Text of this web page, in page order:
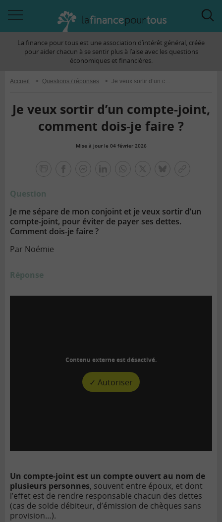
àLa finance pour tous est une association d’intérêt général, créée
pour aider chacun à se sentir plus à l’aise avec les questions
économiques et financières.
Accueil > Questions / réponses > Je veux sortir d’un compte-joint, comment dois-je faire ?
Je veux sortir d’un compte-joint,
comment dois-je faire ?
Mise à jour le 04 février 2026
Question
Je me sépare de mon conjoint et je veux sortir d’un
compte-joint, pour éviter de payer ses dettes.
Comment dois-je faire ?
Par Noémie
Réponse
Contenu externe est désactivé.
✓ Autoriser
Un compte-joint est un compte ouvert au nom de
plusieurs personnes, souvent entre époux, et dont
l’effet est de rendre responsable chacun des dettes
(cas de solde débiteur, d’émission de chèques sans
provision…).